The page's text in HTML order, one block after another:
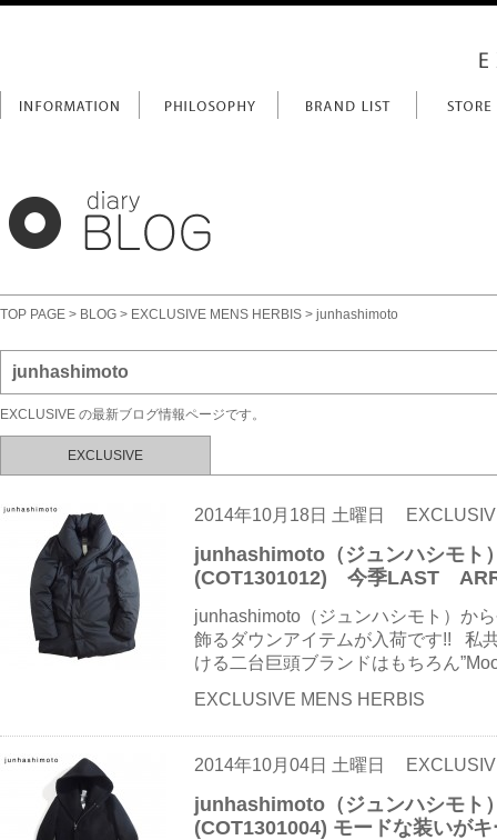
TOP PAGE > BLOG > EXCLUSIVE MENS HERBIS > junhashimoto
junhashimoto
EXCLUSIVE の最新ブログ情報ページです。
EXCLUSIVE
2014年10月18日 土曜日
junhashimoto（ジュンハシモト
(COT1301012) 今季LAST
junhashimoto（ジュンハシモト）か
飾るダウンアイテムが入荷です!! 私
ける二台巨頭ブランドはもちろん
EXCLUSIVE MENS HERBIS
2014年10月04日 土曜日
junhashimoto（ジュンハシモト
(COT1301004) モードな装いが